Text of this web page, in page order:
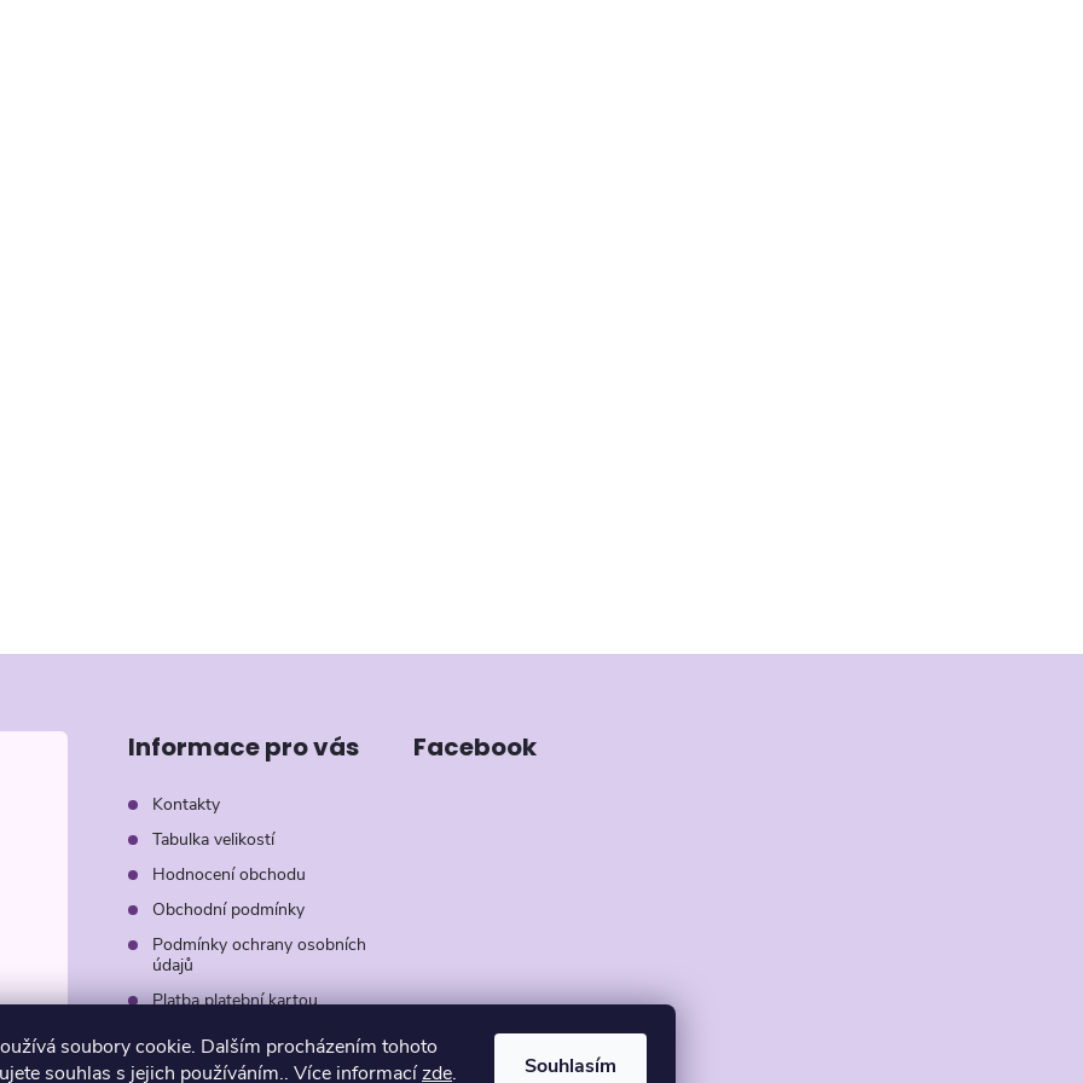
soubory cookie. Dalším procházením tohoto
souhlas s jejich používáním.. Více informacízde. Souhlasím
Informace pro vás
Kontakty
Tabulka velikostí
Hodnocení obchodu
Obchodní podmínky
Podmínky ochrany osobních
údajů
Platba platební kartou
Záruka AVON
Facebook